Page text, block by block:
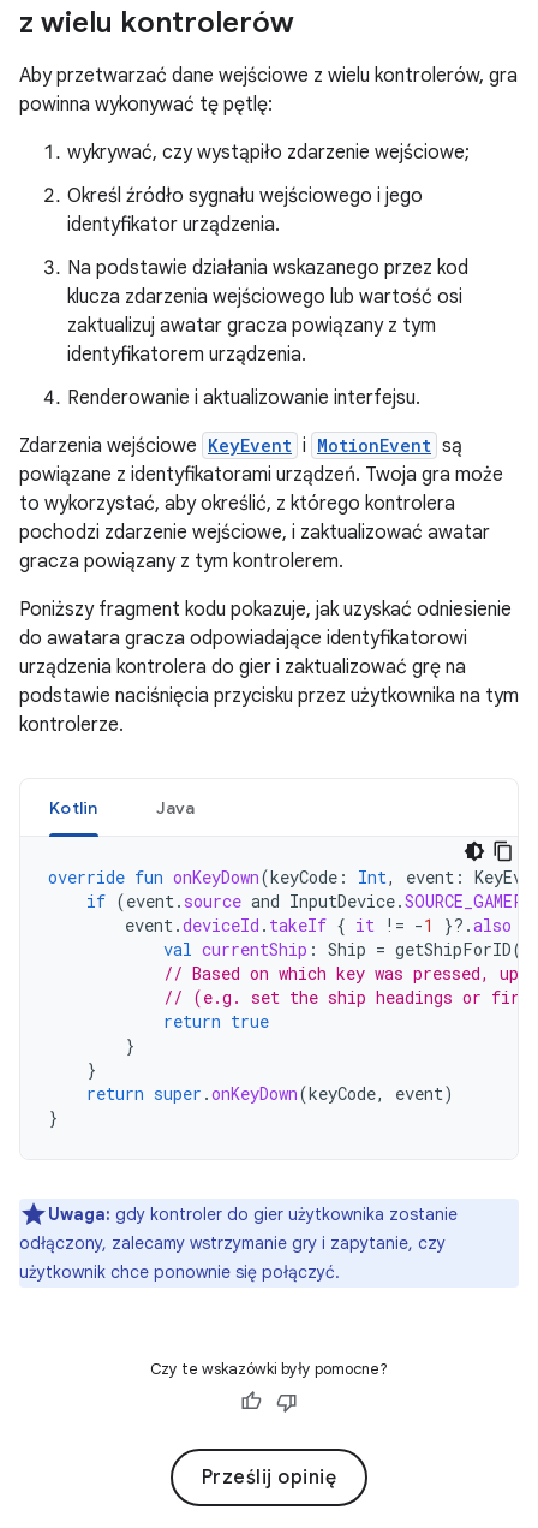
z wielu kontrolerów
Aby przetwarzać dane wejściowe z wielu kontrolerów, gra
powinna wykonywać tę pętlę:
wykrywać, czy wystąpiło zdarzenie wejściowe;
Określ źródło sygnału wejściowego i jego
identyfikator urządzenia.
Na podstawie działania wskazanego przez kod
klucza zdarzenia wejściowego lub wartość osi
zaktualizuj awatar gracza powiązany z tym
identyfikatorem urządzenia.
Renderowanie i aktualizowanie interfejsu.
Zdarzenia wejściowe KeyEvent i MotionEvent są
powiązane z identyfikatorami urządzeń. Twoja gra może
to wykorzystać, aby określić, z którego kontrolera
pochodzi zdarzenie wejściowe, i zaktualizować awatar
gracza powiązany z tym kontrolerem.
Poniższy fragment kodu pokazuje, jak uzyskać odniesienie
do awatara gracza odpowiadające identyfikatorowi
urządzenia kontrolera do gier i zaktualizować grę na
podstawie naciśnięcia przycisku przez użytkownika na tym
kontrolerze.
Kotlin Java
override fun onKeyDown(keyCode : Int, event :
if (event. source and InputDevice.
event.deviceId . takeIf { it != -1 }?.also
val currentShip : Ship = getShipForID(
// Based on which key was pressed,
// (e.g. set the ship headings or fire
return true
}
}
return super .onKeyDown(keyCode, event)
}
Uwaga: gdy kontroler do gier użytkownika zostanie
odłączony, zalecamy wstrzymanie gry i zapytanie, czy
użytkownik chce ponownie się połączyć.
Czy te wskazówki były pomocne?
Prześlij opinię